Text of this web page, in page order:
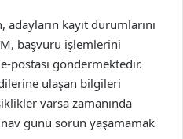
kayıt durumlarını
başvuru işlemlerini
postası göndermektedir.
ulaşan bilgileri
varsa zamanında
günü sorun yaşamamak